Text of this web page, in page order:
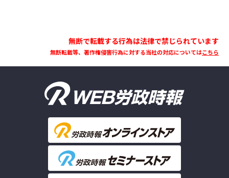
無断で転載する行為は法律で禁じられています
無断転載等、著作権侵害行為に対する当社の対応についてはこちら